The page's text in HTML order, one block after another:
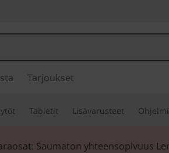
Tarjoukset
Tabletit Lisävarusteet
Saumaton yhteensopivuus